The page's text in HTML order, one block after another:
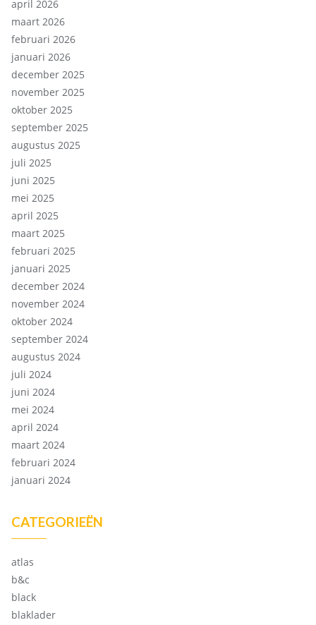
april 2026
maart 2026
februari 2026
januari 2026
december 2025
november 2025
oktober 2025
september 2025
augustus 2025
juli 2025
juni 2025
mei 2025
april 2025
maart 2025
februari 2025
januari 2025
december 2024
november 2024
oktober 2024
september 2024
augustus 2024
juli 2024
juni 2024
mei 2024
april 2024
maart 2024
februari 2024
januari 2024
CATEGORIEËN
atlas
b&c
black
blaklader